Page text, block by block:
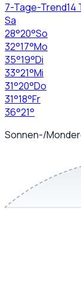
7-Tage-Trend14
Sa
28°20°So
32°17°Mo
35°19°Di
33°21°Mi
31°20°Do
31°18°Fr
36°21°
Sonnen-/